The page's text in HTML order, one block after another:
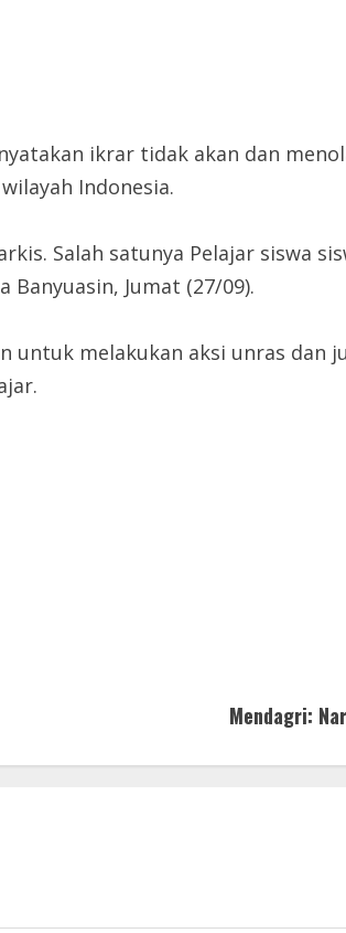
ikrar tidak akan dan
Indonesia.
Salah satunya Pelajar siswa
Banyuasin, Jumat (27/09).
untuk melakukan aksi unras dan
Mendagri: